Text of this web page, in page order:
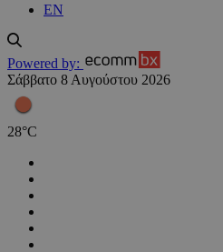
EN
Powered by:
Σάββατο 8 Αυγούστου 2026
28°C